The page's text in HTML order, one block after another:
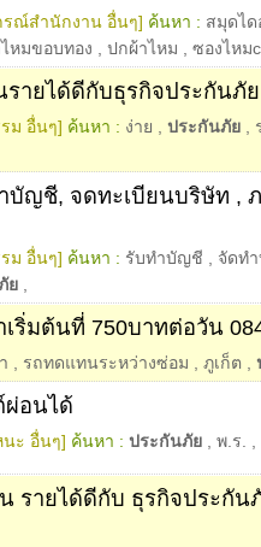
รณ์สำนักงาน อื่นๆ] ค้นหา : สมุดได
หมขอบทอง ปกผ้าไหม ซองไหม
รายได้ดีกับธุรกิจประกันภั
ม อื่นๆ] ค้นหา : ง่าย ประกันภัย
ญชี, จดทะเบียนบริษัท ,
ม อื่นๆ] ค้นหา : รับทำบัญชี
จัดท
ย
เริ่มต้นที่ 750บาทต่อวัน
รถทดแทนระหว่างซ่อม ภูเก็ต
อนได้
ะ อื่นๆ] ค้นหา : ประกันภัย พ.ร.
รายได้ดีกับ ธุรกิจประกั